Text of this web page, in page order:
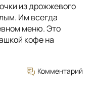
из дрожжевого
Им всегда
меню. Это
кофе на
Комментарий